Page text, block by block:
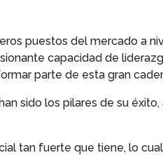
puestos del mercado a
capacidad de
parte de esta gran
sido los pilares de su
tan fuerte que tiene, lo